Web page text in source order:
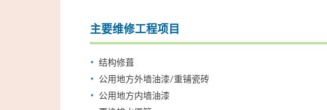
主要维修工程项目
结构修葺
公用地方外墙油漆/重铺瓷砖
公用地方内墙油漆